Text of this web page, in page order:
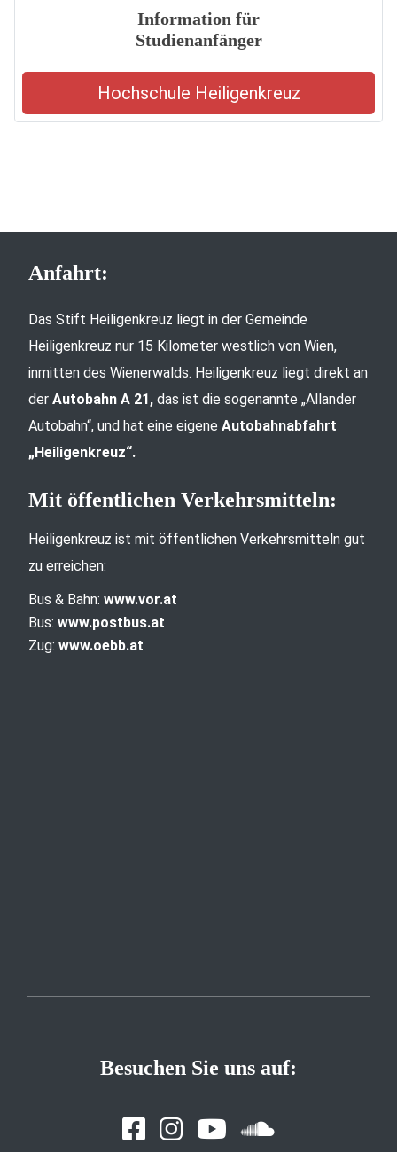
Information für
Studienanfänger
Hochschule Heiligenkreuz
Anfahrt:
Das Stift Heiligenkreuz liegt in der Gemeinde
Heiligenkreuz nur 15 Kilometer westlich von Wien,
inmitten des Wienerwalds. Heiligenkreuz liegt direkt an
der Autobahn A 21, das ist die sogenannte „Allander
Autobahn“, und hat eine eigene Autobahnabfahrt
„Heiligenkreuz“.
Mit öffentlichen Verkehrsmitteln:
Heiligenkreuz ist mit öffentlichen Verkehrsmitteln gut
zu erreichen:
Bus & Bahn: www.vor.at
Bus: www.postbus.at
Zug: www.oebb.at
Besuchen Sie uns auf: